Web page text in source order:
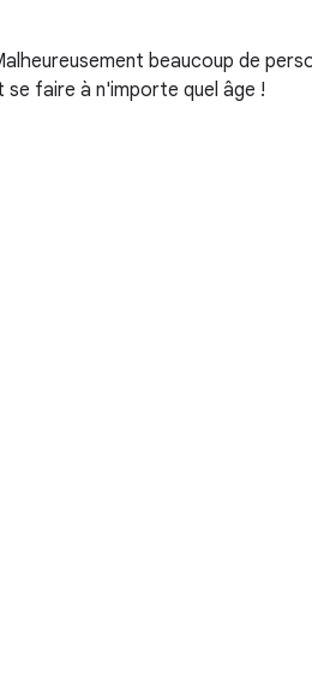
beaucoup de
faire à n'importe quel âge !